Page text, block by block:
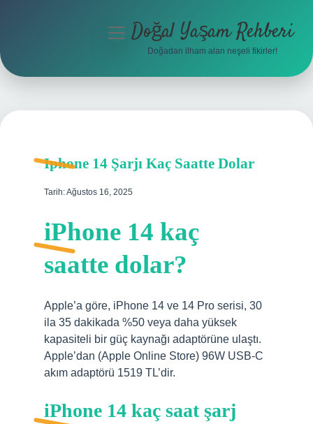
Hakkımızda
menüyüDoğal Yaşam Rehberi
Doğadan ilham alan neşeli fikirler!
Iphone 14 Şarjı Kaç Saatte Dolar
Tarih: Ağustos 16, 2025
iPhone 14 kaç
saatte dolar?
Apple’a göre, iPhone 14 ve 14 Pro serisi, 30
ila 35 dakikada %50 veya daha yüksek
kapasiteli bir güç kaynağı adaptörüne ulaştı.
Apple’dan (Apple Online Store) 96W USB-C
akım adaptörü 1519 TL’dir.
iPhone 14 kaç saat şarj